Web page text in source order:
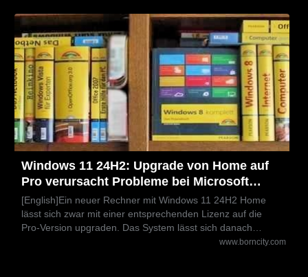
Windows 11 24H2: Upgrade von Home auf
Pro verursacht Probleme bei Microsoft
Defender for Endpoint
[English]Ein neuer Rechner mit Windows 11 24H2 Home
lässt sich zwar mit einer entsprechenden Lizenz auf die
Pro-Version upgraden. Das System lässt sich danach…
www.borncity.com